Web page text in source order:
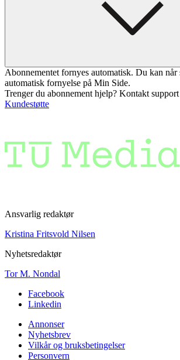
Abonnementet fornyes automatisk. Du kan når
automatisk fornyelse på Min Side.
Trenger du abonnement hjelp? Kontakt support
Kundestøtte
Ansvarlig redaktør
Kristina Fritsvold Nilsen
Nyhetsredaktør
Tor M. Nondal
Facebook
Linkedin
Annonser
Nyhetsbrev
Vilkår og bruksbetingelser
Personvern